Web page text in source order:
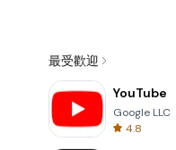
最受歡迎
YouTube
Google LLC
4.8